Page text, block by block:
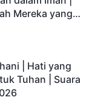
Mereka yang
| Hati yang
Tuhan | Suara